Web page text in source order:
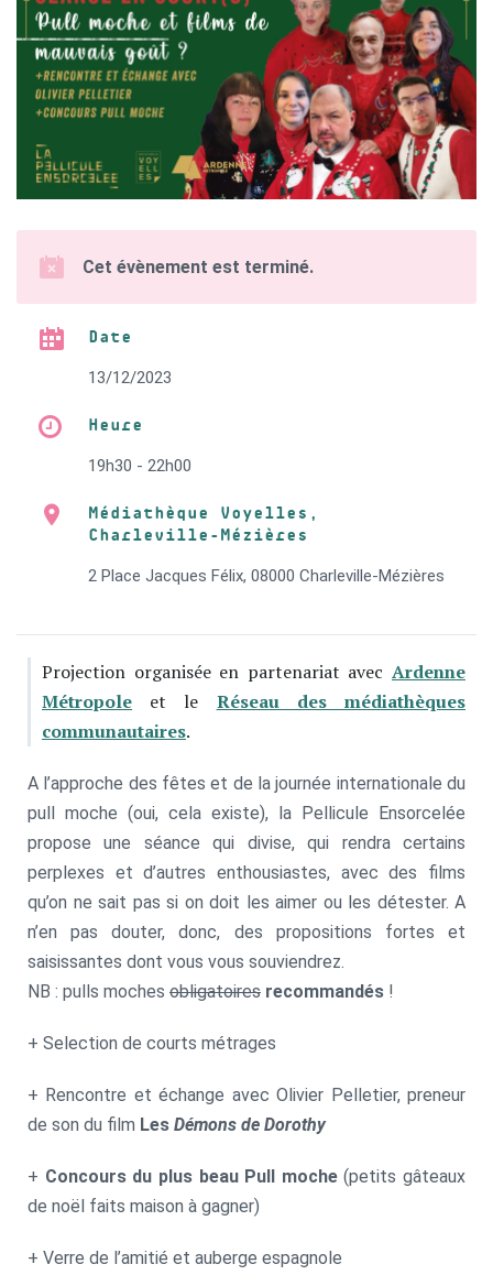
Cet évènement est terminé.
Date
13/12/2023
Heure
19h30 - 22h00
Médiathèque Voyelles,
Charleville-Mézières
2 Place Jacques Félix, 08000 Charleville-Mézières
Projection organisée en partenariat avec Ardenne
Métropole et le Réseau des médiathèques
communautaires.
A l’approche des fêtes et de la journée internationale du
pull moche (oui, cela existe), la Pellicule Ensorcelée
propose une séance qui divise, qui rendra certains
perplexes et d’autres enthousiastes, avec des films
qu’on ne sait pas si on doit les aimer ou les détester. A
n’en pas douter, donc, des propositions fortes et
saisissantes dont vous vous souviendrez.
NB : pulls moches obligatoires recommandés !
+ Selection de courts métrages
+ Rencontre et échange avec Olivier Pelletier, preneur
de son du film Les Démons de Dorothy
+ Concours du plus beau Pull moche(petits gâteaux
de noël faits maison à gagner)
+ Verre de l’amitié et auberge espagnole